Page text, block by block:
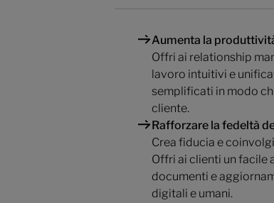
Aumenta la
Offri ai relationship
lavoro intuitivi e
semplificati in modo
cliente.
Rafforzare la fedeltà
Crea fiducia e
Offri ai clienti un facile
documenti e
digitali e umani.